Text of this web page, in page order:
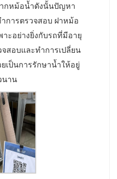
กหม้อน้ำดังนั้นปัญหา
การตรวจสอบ ฝาหม้อ
ะอย่างยิ่งกับรถที่มีอายุ
สอบและทำการเปลี่ยน
เป็นการรักษาน้ำให้อยู่
นาน